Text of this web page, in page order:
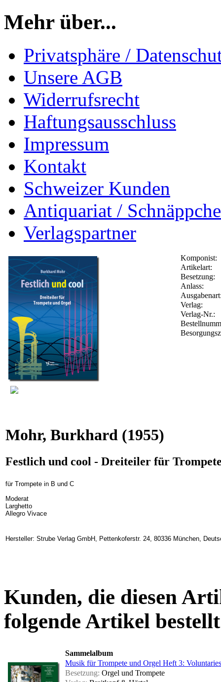
Mehr über...
Privatsphäre /
Unsere AGB
Widerrufsrecht
Haftungsausschluss
Impressum
Kontakt
Schweizer Kunden
Antiquariat /
Verlagspartner
Komponist:
Artikelart:
Besetzung:
Anlass:
Verlag:
Verlag-Nr.:
Mohr, Burkhard (1955)
Festlich und cool - Dreiteiler für
für Trompete in B und C
Moderat
Larghetto
Allegro Vivace
Hersteller: Strube Verlag GmbH, Pettenkoferstr. 24, 80336 München,
Kunden, die diesen
folgende Artikel
Sammelalbum
Musik für Trompete und Orgel Heft 3:
Besetzung: Orgel und Trompete